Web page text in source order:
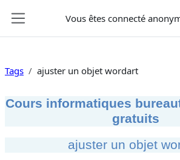
Vous êtes connecté
Tags ajuster un objet wordart
Cours informatiques
gratuits
ajuster un objet